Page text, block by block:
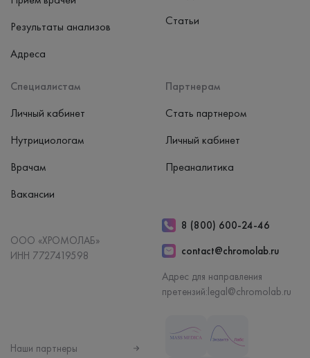
Результаты анализов
Адреса
Специалистам
Личный кабинет
Нутрициологам
Врачам
Вакансии
Партнерам
Стать партнером
Личный кабинет
Преаналитика
Статьи
ООО «ХРОМОЛАБ»
ИНН 7727419598
8 (800) 600-24-46
contact@chromolab.ru
Адрес для направления
претензий:legal@chromolab.ru
Наши партнеры